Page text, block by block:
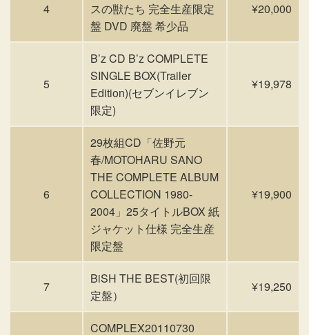
4
スの獣たち 完全生産限定
盤 DVD 廃盤 希少品
¥20,000
5
B’z CD B’z COMPLETE
SINGLE BOX(Trailer
Edition)(セブンイレブン
限定)
¥19,978
6
29枚組CD「佐野元
春/MOTOHARU SANO
THE COMPLETE ALBUM
COLLECTION 1980-
2004」25タイトルBOX 紙
ジャケット仕様 完全生産
限定盤
¥19,900
7
BiSH THE BEST(初回限
定盤）
¥19,250
COMPLEX20110730